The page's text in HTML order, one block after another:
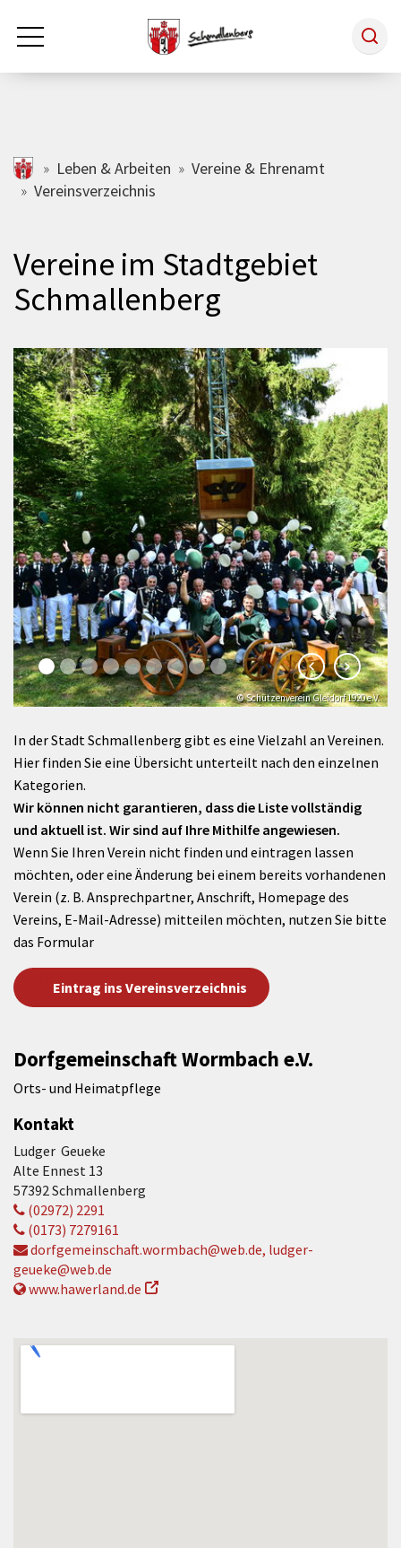
Zum Hauptinhalt springen
Rathaus & Politik
Tourismus
Wirtschaft
schmallenberg.de
Leben & Arbeiten
Vereine & Ehrenamt
Vereinsverzeichnis
Vereine im Stadtgebiet
Schmallenberg
© Schützenverein Gleidorf 1920 e.V.
© Klaus-Peter Kappest
In der Stadt Schmallenberg gibt es eine Vielzahl an Vereinen.
Hier finden Sie eine Übersicht unterteilt nach den einzelnen
Kategorien.
Wir können nicht garantieren, dass die Liste vollständig
und aktuell ist. Wir sind auf Ihre Mithilfe angewiesen.
Wenn Sie Ihren Verein nicht finden und eintragen lassen
möchten, oder eine Änderung bei einem bereits vorhandenen
Verein (z. B. Ansprechpartner, Anschrift, Homepage des
Vereins, E-Mail-Adresse) mitteilen möchten, nutzen Sie bitte
das Formular
Eintrag ins Vereinsverzeichnis
Dorfgemeinschaft Wormbach e.V.
Orts- und Heimatpflege
Kontakt
Ludger Geueke
Alte Ennest 13
57392 Schmallenberg
(02972) 2291
(0173) 7279161
dorfgemeinschaft.wormbach@web.de, ludger-
geueke@web.de
www.hawerland.de